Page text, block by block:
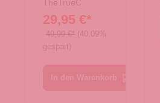
TheTrueC
29,95 €*
49,99 €* (40.09%
gespart)